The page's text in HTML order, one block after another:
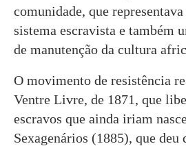
comunidade, que
sistema escravista e também
de manutenção da cultura
O movimento de resistência
Ventre Livre, de 1871, que
escravos que ainda iriam
Sexagenários (1885), que